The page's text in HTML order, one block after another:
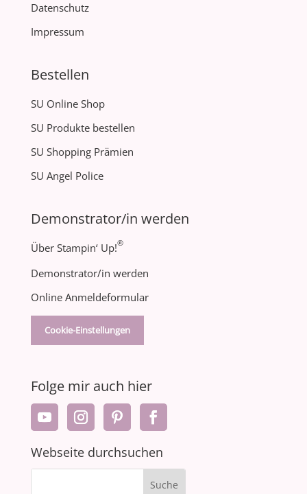
Datenschutz
Impressum
Bestellen
SU Online Shop
SU Produkte bestellen
SU Shopping Prämien
SU Angel Police
Demonstrator/in werden
Über Stampin‘ Up!®
Demonstrator/in werden
Online Anmeldeformular
Cookie-Einstellungen
Folge mir auch hier
Webseite durchsuchen